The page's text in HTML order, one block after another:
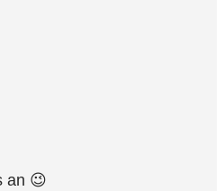
an 😉